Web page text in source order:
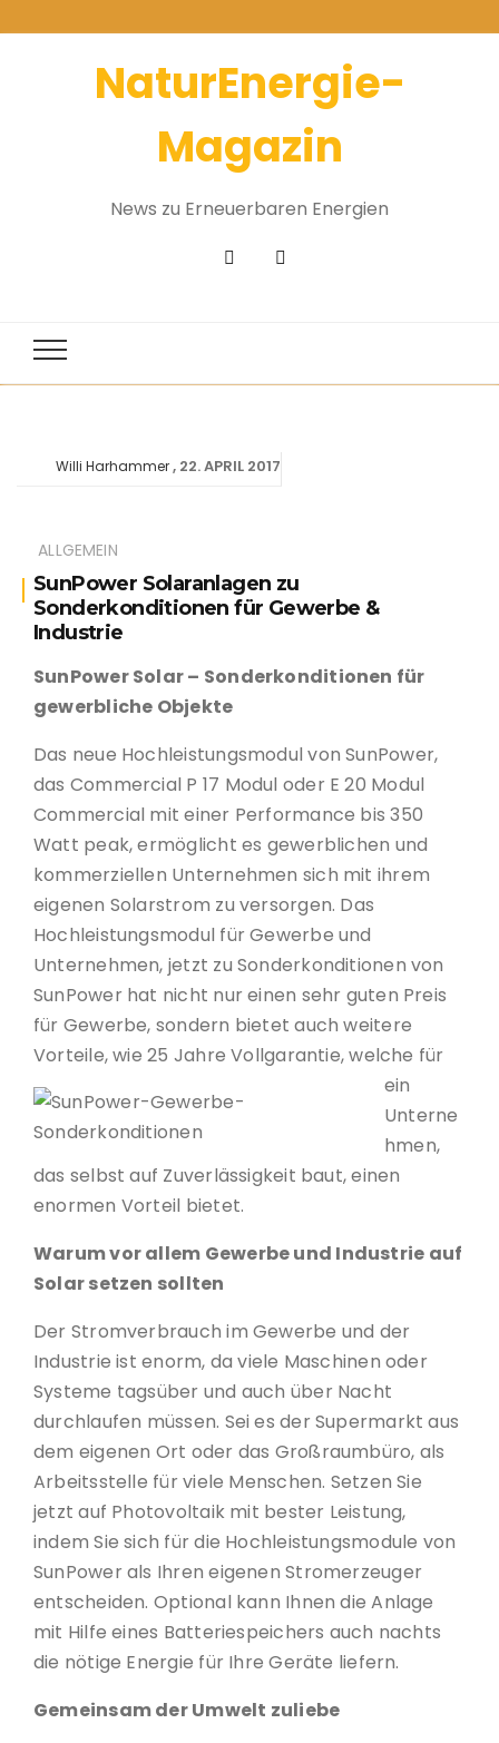
NaturEnergie-
Magazin
News zu Erneuerbaren Energien
ALLGEMEIN
SunPower Solaranlagen zu
Sonderkonditionen für Gewerbe &
Industrie
Willi Harhammer 22. APRIL 2017
SunPower Solar – Sonderkonditionen für
gewerbliche Objekte
Das neue Hochleistungsmodul von SunPower,
das Commercial P 17 Modul oder E 20 Modul
Commercial mit einer Performance bis 350
Watt peak, ermöglicht es gewerblichen und
kommerziellen Unternehmen sich mit ihrem
eigenen Solarstrom zu versorgen. Das
Hochleistungsmodul für Gewerbe und
Unternehmen, jetzt zu Sonderkonditionen von
SunPower hat nicht nur einen sehr guten Preis
für Gewerbe, sondern bietet auch weitere
Vorteile, wie 25 Jahre Vollgarantie,welche für
ein
Unterne
hmen,
das selbst auf Zuverlässigkeit baut, einen
enormen Vorteil bietet.
Warum vor allem Gewerbe und Industrie auf
Solar setzen sollten
Der Stromverbrauch im Gewerbe und der
Industrie ist enorm, da viele Maschinen oder
Systeme tagsüber und auch über Nacht
durchlaufen müssen. Sei es der Supermarkt aus
dem eigenen Ort oder das Großraumbüro, als
Arbeitsstelle für viele Menschen. Setzen Sie
jetzt auf Photovoltaik mit bester Leistung,
indem Sie sich für die Hochleistungsmodule von
SunPower als Ihren eigenen Stromerzeuger
entscheiden. Optional kann Ihnen die Anlage
mit Hilfe eines Batteriespeichers auch nachts
die nötige Energie für Ihre Geräte liefern.
Gemeinsam der Umwelt zuliebe